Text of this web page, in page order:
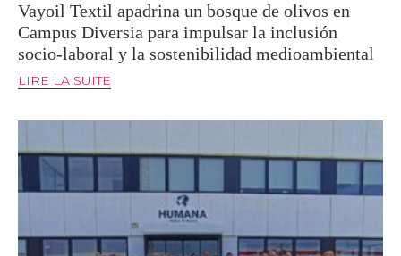
Vayoil Textil apadrina un bosque de olivos en
Campus Diversia para impulsar la inclusión
socio-laboral y la sostenibilidad medioambiental
LIRE LA SUITE